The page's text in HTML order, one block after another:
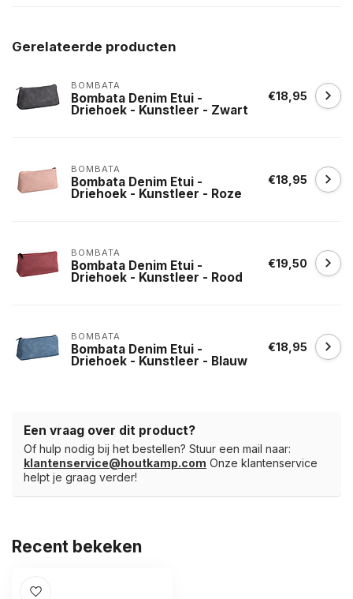
Gerelateerde producten
BOMBATA
Bombata Denim Etui -
Driehoek - Kunstleer - Zwart
€18,95
BOMBATA
Bombata Denim Etui -
Driehoek - Kunstleer - Roze
€18,95
BOMBATA
Bombata Denim Etui -
Driehoek - Kunstleer - Rood
€19,50
BOMBATA
Bombata Denim Etui -
Driehoek - Kunstleer - Blauw
€18,95
Een vraag over dit product?
Of hulp nodig bij het bestellen? Stuur een mail naar:
klantenservice@houtkamp.com Onze klantenservice
helpt je graag verder!
Recent bekeken